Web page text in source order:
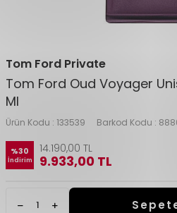
Tom Ford Private
Tom Ford Oud Voyager
Ml
Ürün Kodu : 133539 Barkod Kodu :
%30
İndirim
14.190,00 TL
9.933,00 TL